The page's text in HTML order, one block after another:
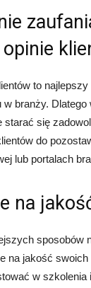
to
w branży.
się
do
lub portalach
na
sposobów
na jakość swoich
w szkolenia